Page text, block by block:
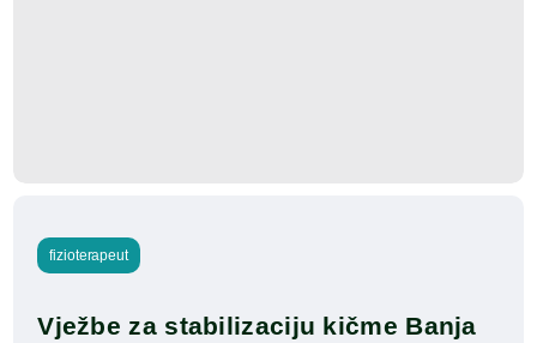
fizioterapeut
Vježbe za stabilizaciju kičme Banja